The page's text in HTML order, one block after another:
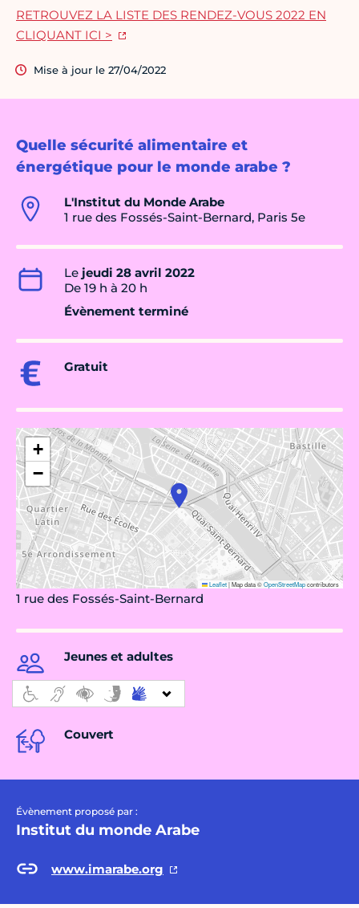
Quelle sécurité alimentaire et
énergétique pour le monde arabe ?
L'Institut du Monde Arabe
1 rue des Fossés-Saint-Bernard, Paris 5e
Le jeudi 28 avril 2022
De 19 h à 20 h
Évènement terminé
Gratuit
+
−
Leaflet|Map data ©OpenStreetMapcontributors
1 rue des Fossés-Saint-Bernard
Jeunes et adultes
Couvert
Évènement proposé par :
Institut du monde Arabe
www.imarabe.org
RETROUVEZ LA LISTE DES RENDEZ-VOUS 2022 EN
CLIQUANT ICI >
Mise à jour le 27/04/2022